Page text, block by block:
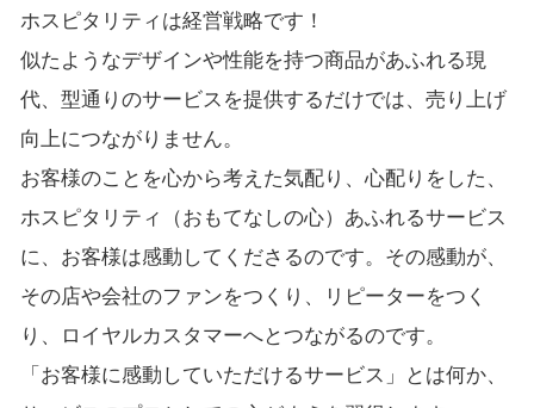
ホスピタリティは経営戦略です！
似たようなデザインや性能を持つ商品があふれる現
代、型通りのサービスを提供するだけでは、売り上げ
向上につながりません。
お客様のことを心から考えた気配り、心配りをした、
ホスピタリティ（おもてなしの心）あふれるサービス
に、お客様は感動してくださるのです。その感動が、
その店や会社のファンをつくり、リピーターをつく
り、ロイヤルカスタマーへとつながるのです。
「お客様に感動していただけるサービス」とは何か、